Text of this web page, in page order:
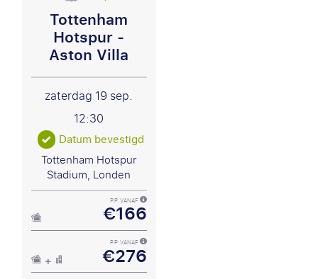
Tottenham
Hotspur -
Aston Villa
zaterdag 19 sep.
12:30
Datum bevestigd
Tottenham Hotspur
Stadium, Londen
P.P. VANAF
€166
P.P. VANAF
€276